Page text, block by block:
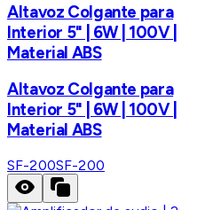
Altavoz Colgante para
Interior 5" | 6W | 100V |
Material ABS
Altavoz Colgante para
Interior 5" | 6W | 100V |
Material ABS
SF-200SF-200